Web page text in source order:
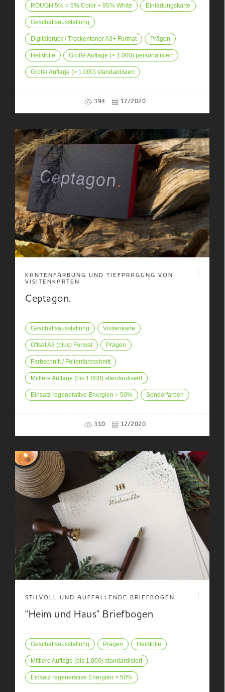
ROUGH 5% = 5% Color + 95% White Einladungskarte
Geschäftsausstattung
Digitaldruck / Trockentoner A3+ Format Prägen
Heißfolie Große Auflage (> 1.000) personalisiert
Große Auflage (> 1.000) standardisiert
394 12/2020
KANTENFÄRBUNG UND TIEFPRÄGUNG VON
VISITENKARTEN
Ceptagon.
Geschäftsausstattung Visitenkarte
Offset A3 (plus) Format Prägen
Farbschnitt / Folienfarbschnitt
Mittlere Auflage (bis 1.000) standardisiert
Einsatz regenerative Energien > 50% Sonderfarben
310 12/2020
STILVOLL UND AUFFALLENDE BRIEFBOGEN
"Heim und Haus" Briefbogen
Geschäftsausstattung Prägen Heißfolie
Mittlere Auflage (bis 1.000) standardisiert
Einsatz regenerative Energien > 50%